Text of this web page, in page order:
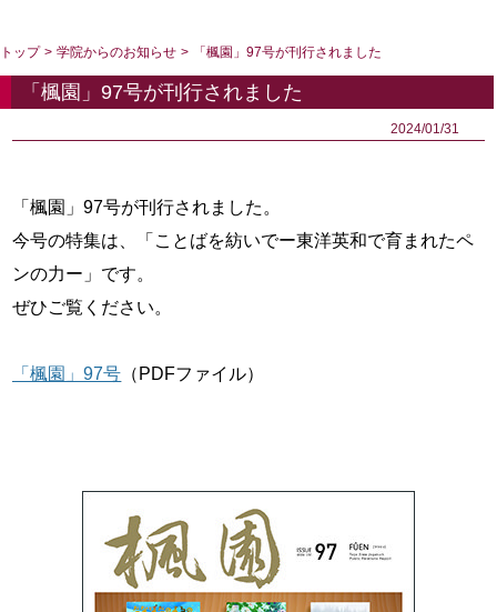
トップ > 学院からのお知らせ > 「楓園」97号が刊行されました
「楓園」97号が刊行されました
2024/01/31
「楓園」97号が刊行されました。
今号の特集は、「ことばを紡いでー東洋英和で育まれたペ
ンの力ー」です。
ぜひご覧ください。
「楓園」97号 （PDFファイル）